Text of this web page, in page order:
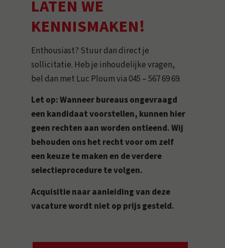
LATEN WE
KENNISMAKEN!
Enthousiast? Stuur dan direct je
sollicitatie. Heb je inhoudelijke vragen,
bel dan met Luc Ploum via 045 – 567 69 69.
Let op: Wanneer bureaus ongevraagd
een kandidaat voorstellen, kunnen hier
geen rechten aan worden ontleend. Wij
behouden ons het recht voor om zelf
een keuze te maken en de verdere
selectieprocedure te volgen.
Acquisitie naar aanleiding van deze
vacature wordt niet op prijs gesteld.